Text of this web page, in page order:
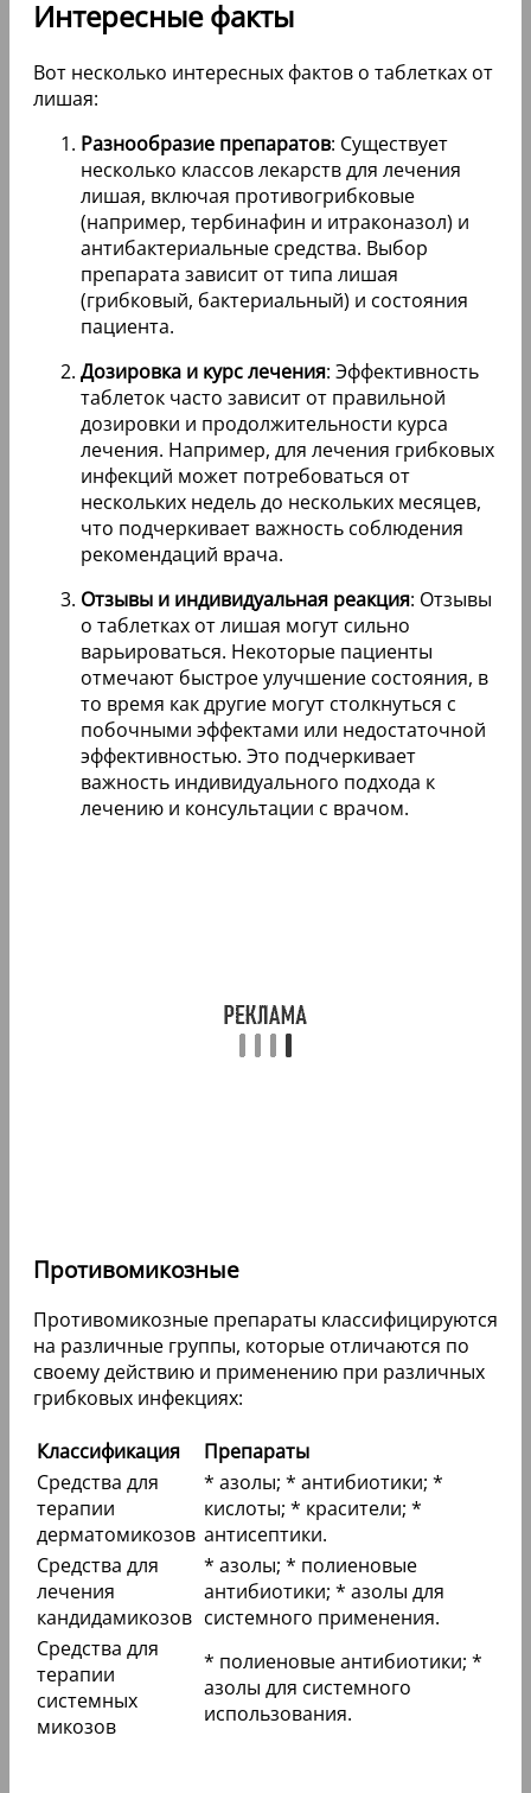
Интересные факты
Вот несколько интересных фактов о таблетках от
лишая:
Разнообразие препаратов: Существует
несколько классов лекарств для лечения
лишая, включая противогрибковые
(например, тербинафин и итраконазол) и
антибактериальные средства. Выбор
препарата зависит от типа лишая
(грибковый, бактериальный) и состояния
пациента.
Дозировка и курс лечения: Эффективность
таблеток часто зависит от правильной
дозировки и продолжительности курса
лечения. Например, для лечения грибковых
инфекций может потребоваться от
нескольких недель до нескольких месяцев,
что подчеркивает важность соблюдения
рекомендаций врача.
Отзывы и индивидуальная реакция: Отзывы
о таблетках от лишая могут сильно
варьироваться. Некоторые пациенты
отмечают быстрое улучшение состояния, в
то время как другие могут столкнуться с
побочными эффектами или недостаточной
эффективностью. Это подчеркивает
важность индивидуального подхода к
лечению и консультации с врачом.
Противомикозные
Противомикозные препараты классифицируются
на различные группы, которые отличаются по
своему действию и применению при различных
грибковых инфекциях:
Классификация
Препараты
Средства для
терапии
дерматомикозов
* азолы; * антибиотики; *
кислоты; * красители; *
антисептики.
Средства для
лечения
кандидамикозов
* азолы; * полиеновые
антибиотики; * азолы для
системного применения.
Средства для
терапии
системных
микозов
* полиеновые антибиотики; *
азолы для системного
использования.